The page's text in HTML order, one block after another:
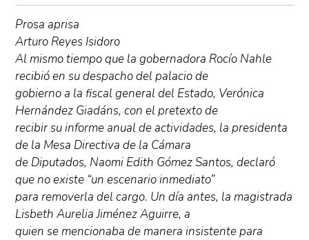
Prosa aprisa
Arturo Reyes Isidoro
Al mismo tiempo que la gobernadora Rocío Nahle
recibió en su despacho del palacio de
gobierno a la fiscal general del Estado, Verónica
Hernández Giadáns, con el pretexto de
recibir su informe anual de actividades, la presidenta
de la Mesa Directiva de la Cámara
de Diputados, Naomi Edith Gómez Santos, declaró
que no existe “un escenario inmediato”
para removerla del cargo. Un día antes, la magistrada
Lisbeth Aurelia Jiménez Aguirre, a
quien se mencionaba de manera insistente para